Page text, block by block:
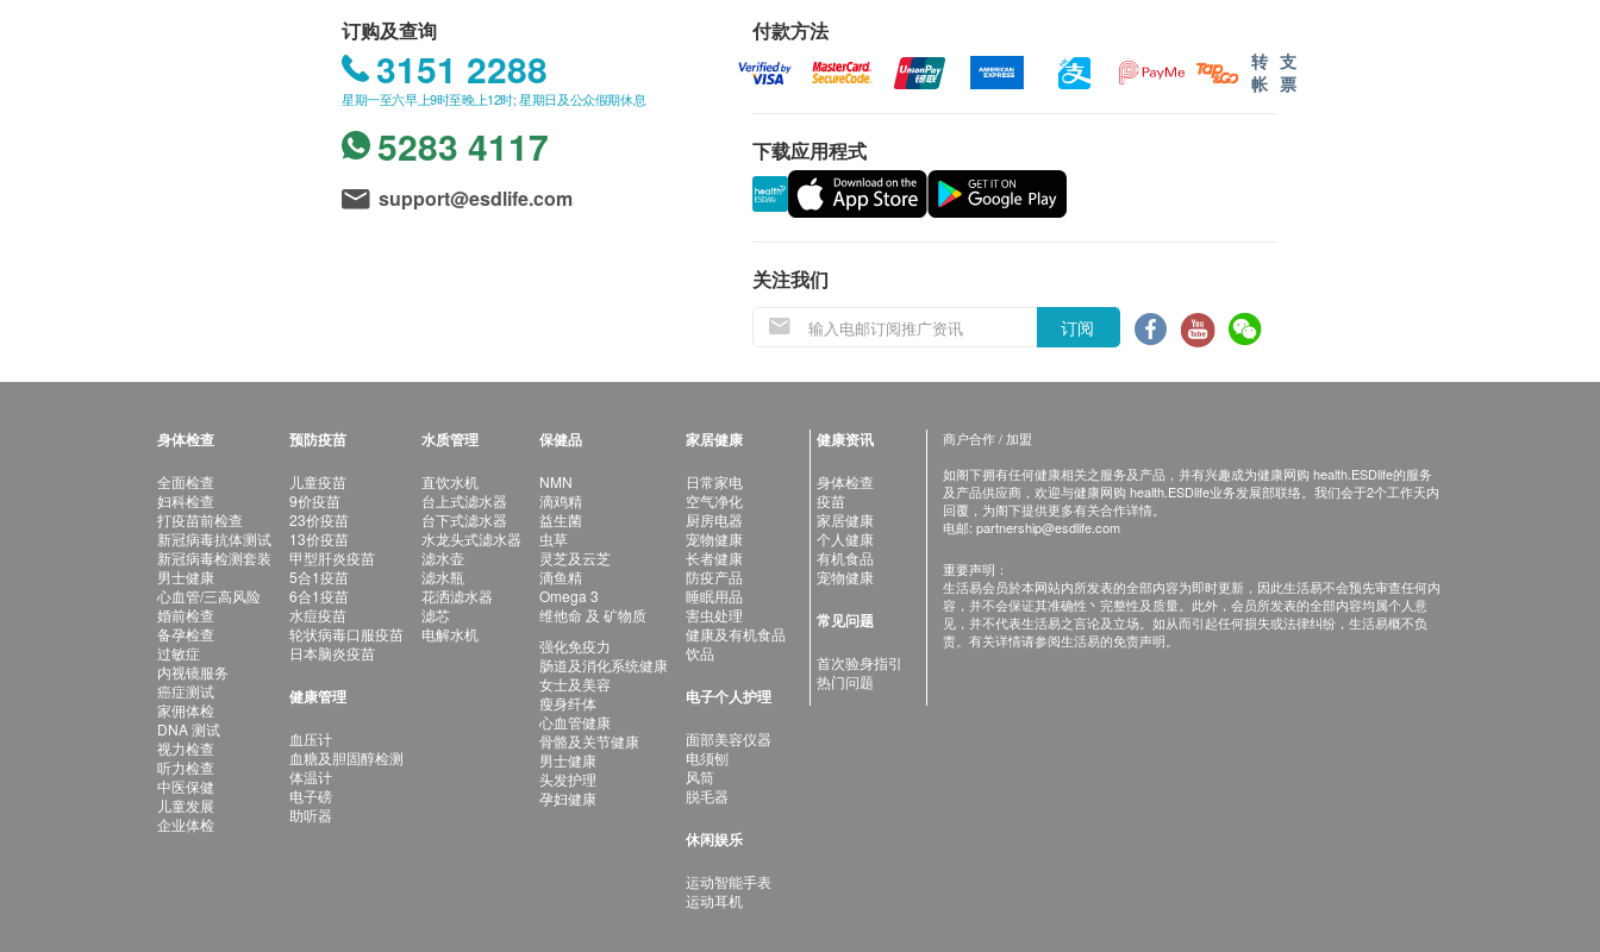
订购及查询
3151 2288
星期一至六早上9时至晚上12时; 星期日及公众假期休息
5283 4117
support@esdlife.com
付款方法
转
帐
支
票
下载应用程式
关注我们
订阅
身体检查
全面检查
妇科检查
打疫苗前检查
新冠病毒抗体测试
新冠病毒检测套装
男士健康
心血管/三高风险
婚前检查
备孕检查
过敏症
内视镜服务
癌症测试
家佣体检
DNA 测试
视力检查
听力检查
中医保健
儿童发展
企业体检
预防疫苗
儿童疫苗
9价疫苗
23价疫苗
13价疫苗
甲型肝炎疫苗
5合1疫苗
6合1疫苗
水痘疫苗
轮状病毒口服疫苗
日本脑炎疫苗
健康管理
血压计
血糖及胆固醇检测
体温计
电子磅
助听器
水质管理
直饮水机
台上式滤水器
台下式滤水器
水龙头式滤水器
滤水壶
滤水瓶
花洒滤水器
滤芯
电解水机
保健品
NMN
滴鸡精
益生菌
虫草
灵芝及云芝
滴鱼精
Omega 3
维他命 及 矿物质
强化免疫力
肠道及消化系统健康
女士及美容
瘦身纤体
心血管健康
骨骼及关节健康
男士健康
头发护理
孕妇健康
家居健康
日常家电
空气净化
厨房电器
宠物健康
长者健康
防疫产品
睡眠用品
害虫处理
健康及有机食品
饮品
电子个人护理
面部美容仪器
电须刨
风筒
脱毛器
休闲娱乐
运动智能手表
运动耳机
健康资讯
身体检查
疫苗
家居健康
个人健康
有机食品
宠物健康
常见问题
首次验身指引
热门问题
商户合作 / 加盟
如阁下拥有任何健康相关之服务及产品，并有兴趣成为健康网购 health.ESDlife的服务
及产品供应商，欢迎与健康网购 health.ESDlife业务发展部联络。我们会于2个工作天内
回覆，为阁下提供更多有关合作详情。
电邮: partnership@esdlife.com
重要声明：
生活易会员於本网站内所发表的全部内容为即时更新，因此生活易不会预先审查任何内
容，并不会保证其准确性丶完整性及质量。此外，会员所发表的全部内容均属个人意
见，并不代表生活易之言论及立场。如从而引起任何损失或法律纠纷，生活易概不负
责。有关详情请参阅生活易的免责声明。